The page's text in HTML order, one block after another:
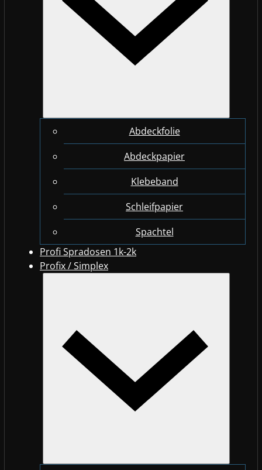
Abdeckfolie
Abdeckpapier
Klebeband
Schleifpapier
Spachtel
Profi Spradosen 1k-2k
Profix / Simplex